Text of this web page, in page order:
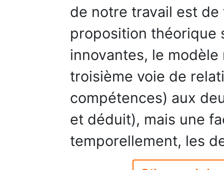
de notre travail est
proposition théorique
innovantes, le
troisième voie de
compétences) aux
et déduit), mais une
temporellement, les